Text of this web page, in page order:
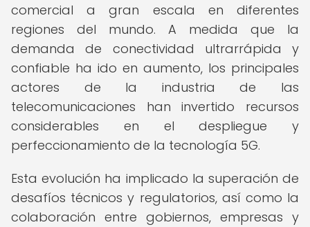
comercial a gran escala en diferentes
regiones del mundo. A medida que la
demanda de conectividad ultrarrápida y
confiable ha ido en aumento, los principales
actores de la industria de las
telecomunicaciones han invertido recursos
considerables en el despliegue y
perfeccionamiento de la tecnología 5G.
Esta evolución ha implicado la superación de
desafíos técnicos y regulatorios, así como la
colaboración entre gobiernos, empresas y